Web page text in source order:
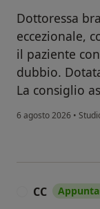
Dottoressa
eccezionale,
il paziente
dubbio.
La consiglio
6 agosto 2026 •
CC